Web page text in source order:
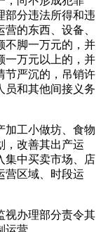
部分违法所得和违
的东西、设备、
不脚一万元的，并
一万元以上的，并
节严沉的，吊销许
员和其他间接义务
工小做坊、食物
，改善其出产运
集中买卖市场、店
营区域、时段运
办理部分责令其
营。